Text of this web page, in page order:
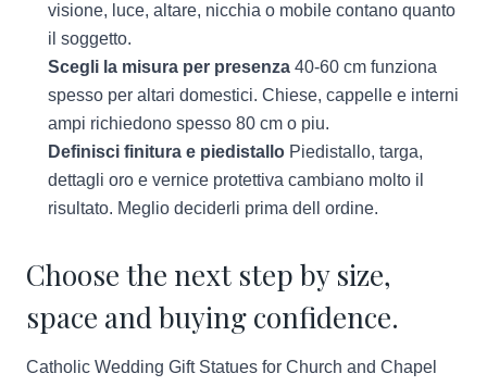
visione, luce, altare, nicchia o mobile contano quanto
il soggetto.
Scegli la misura per presenza 40-60 cm funziona
spesso per altari domestici. Chiese, cappelle e interni
ampi richiedono spesso 80 cm o piu.
Definisci finitura e piedistallo Piedistallo, targa,
dettagli oro e vernice protettiva cambiano molto il
risultato. Meglio deciderli prima dell ordine.
Choose the next step by size,
space and buying confidence.
Catholic Wedding Gift Statues for Church and Chapel